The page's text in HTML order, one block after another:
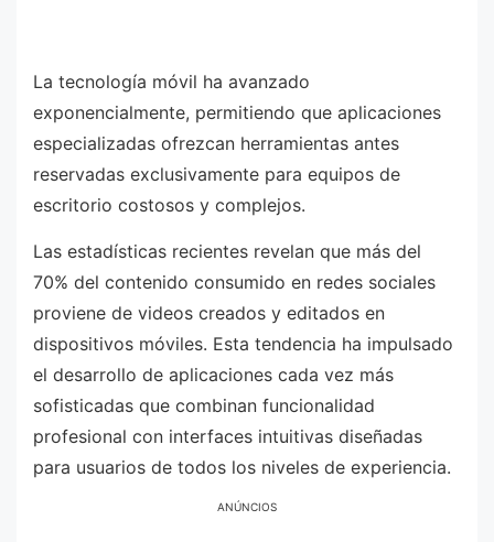
La tecnología móvil ha avanzado
exponencialmente, permitiendo que aplicaciones
especializadas ofrezcan herramientas antes
reservadas exclusivamente para equipos de
escritorio costosos y complejos.
Las estadísticas recientes revelan que más del
70% del contenido consumido en redes sociales
proviene de videos creados y editados en
dispositivos móviles. Esta tendencia ha impulsado
el desarrollo de aplicaciones cada vez más
sofisticadas que combinan funcionalidad
profesional con interfaces intuitivas diseñadas
para usuarios de todos los niveles de experiencia.
ANÚNCIOS